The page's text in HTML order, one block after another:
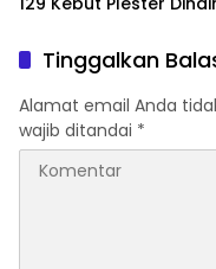
Tinggalkan
Alamat email Anda
wajib ditandai *